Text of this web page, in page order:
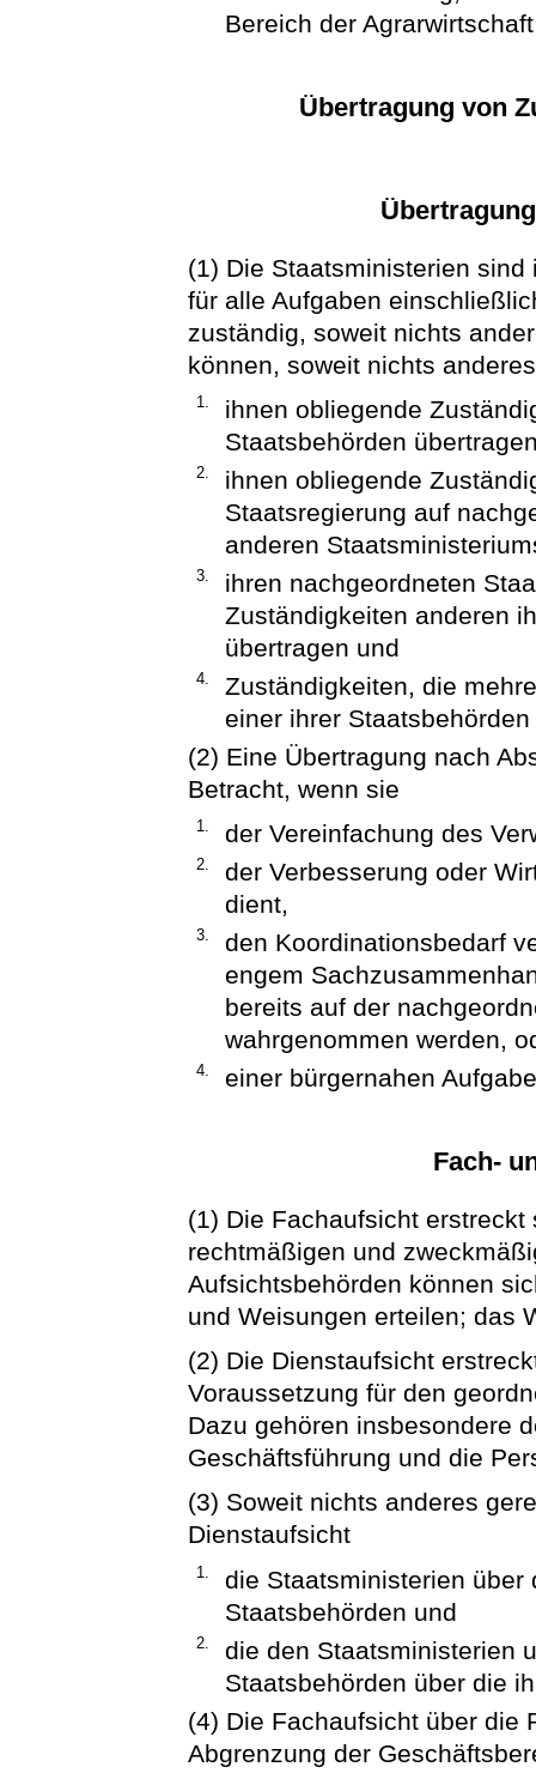
Bereich der
Übertragung von
(1) Die Staatsministerien
für alle Aufgaben
zuständig, soweit nichts
können, soweit nichts
1.
ihnen obliegende
Staatsbehörden
2.
ihnen obliegende
Staatsregierung auf
anderen
3.
ihren nachgeordneten
Zuständigkeiten anderen
übertragen und
4.
Zuständigkeiten, die
einer ihrer
(2) Eine Übertragung nach
Betracht, wenn sie
1. der Vereinfachung des
2.
der Verbesserung oder
dient,
3.
den Koordinationsbedarf
engem
bereits auf der
wahrgenommen werden,
4. einer bürgernahen
Fach-
(1) Die Fachaufsicht
rechtmäßigen und
Aufsichtsbehörden können
und Weisungen erteilen; das
(2) Die Dienstaufsicht
Voraussetzung für den
Dazu gehören insbesondere
Geschäftsführung und die
(3) Soweit nichts anderes
Dienstaufsicht
1.
die Staatsministerien über
Staatsbehörden und
2.
die den Staatsministerien
Staatsbehörden über die
(4) Die Fachaufsicht über die
Abgrenzung der